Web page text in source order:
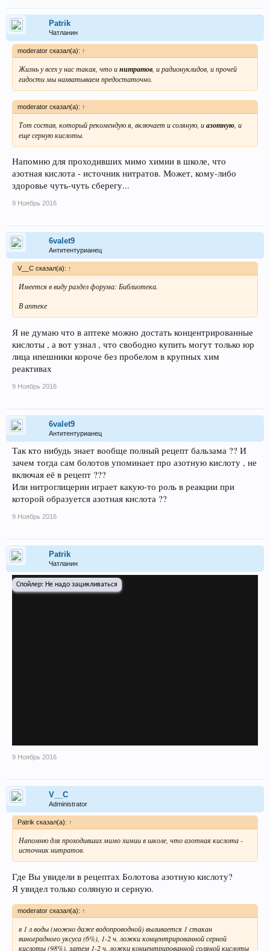
Patrik
Чатланин
moderator сказал(а): ↑
Жизнь у всех у нас такая, что инитратов , и радионуклидов, и прочей
гадости мы нахватываем предостаточно.
moderator сказал(а): ↑
Тот состав, который рекомендую я, включает и соляную, иазотную , и
еще серную кислоты.
Напомню для проходивших мимо химии в школе, что
азотная кислота - источник нитратов. Может, кому-либо
здоровье чуть-чуть сберегу...
9 Ноябрь 2016
6valet9
Антитентурианец
V__C сказал(а): ↑
Имеется в виду раздел форума: Библиотека.
В аптеке
Я не думаю что в аптеке можно достать концентрированные
кислоты , а вот узнал , что свободно купить могут только юр
лица ипешники короче без пробелом в крупных хим
реактивах
9 Ноябрь 2016
6valet9
Антитентурианец
Так кто нибудь знает вообще полный рецепт бальзама ?? И
зачем тогда сам болотов упоминает про азотную кислоту , не
включая её в рецепт ???
Или нитроглицерин играет какую-то роль в реакции при
которой образуется азотная кислота ??
9 Ноябрь 2016
Patrik
Чатланин
Спойлер: Не надо зацикливаться
9 Ноябрь 2016
V__C
Administrator
Patrik сказал(а): ↑
Напомню для проходивших мимо химии в школе, что азотная кислота -
источник нитратов.
Где Вы увидели в рецептах Болотова азотную кислоту?
Я увидел только соляную и серную.
moderator сказал(а): ↑
в 1 л воды (можно даже водопроводной) выливается 1 стакан
виноградного уксуса (6%), 1-2 ч. ложки концентрированной серной
кислоты (98%), затем 1-2 ч. ложки концентрированной соляной кислоты